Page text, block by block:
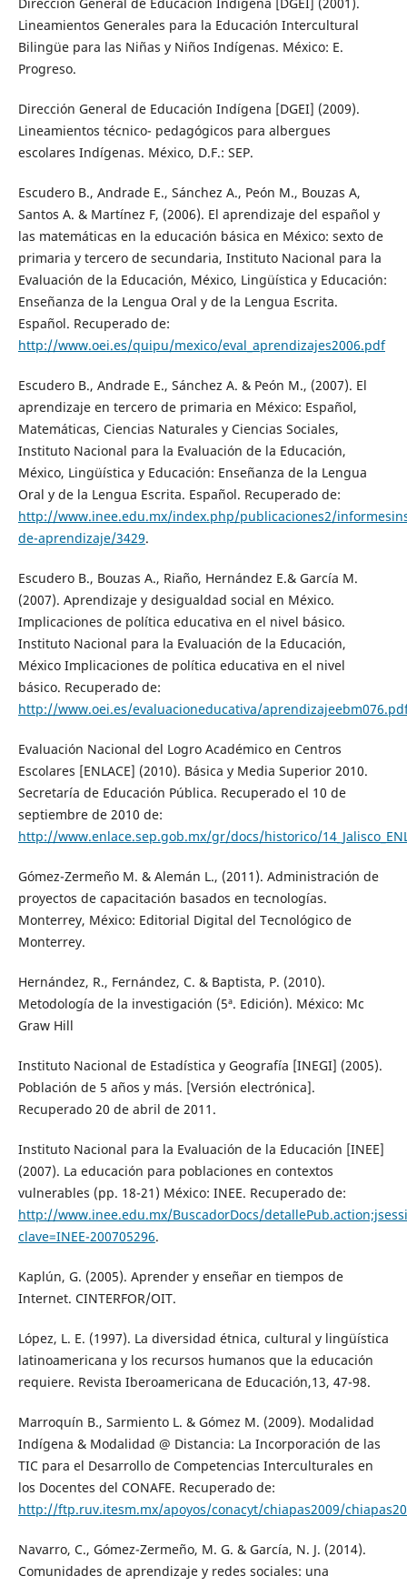
Lineamientos Generales para la Educación Intercultural
Bilingüe para las Niñas y Niños Indígenas. México: E.
Progreso.
Dirección General de Educación Indígena [DGEI] (2009).
Lineamientos técnico- pedagógicos para albergues
escolares Indígenas. México, D.F.: SEP.
Escudero B., Andrade E., Sánchez A., Peón M., Bouzas A,
Santos A. & Martínez F, (2006). El aprendizaje del español y
las matemáticas en la educación básica en México: sexto de
primaria y tercero de secundaria, Instituto Nacional para la
Evaluación de la Educación, México, Lingüística y Educación:
Enseñanza de la Lengua Oral y de la Lengua Escrita.
Español. Recuperado de:
http://www.oei.es/quipu/mexico/eval_aprendizajes2006.pdf
Escudero B., Andrade E., Sánchez A. & Peón M., (2007). El
aprendizaje en tercero de primaria en México: Español,
Matemáticas, Ciencias Naturales y Ciencias Sociales,
Instituto Nacional para la Evaluación de la Educación,
México, Lingüística y Educación: Enseñanza de la Lengua
Oral y de la Lengua Escrita. Español. Recuperado de:
http://www.inee.edu.mx/index.php/publicaciones2/
de-aprendizaje/3429.
Escudero B., Bouzas A., Riaño, Hernández E.& García M.
(2007). Aprendizaje y desigualdad social en México.
Implicaciones de política educativa en el nivel básico.
Instituto Nacional para la Evaluación de la Educación,
México Implicaciones de política educativa en el nivel
básico. Recuperado de:
http://www.oei.es/evaluacioneducativa/
Evaluación Nacional del Logro Académico en Centros
Escolares [ENLACE] (2010). Básica y Media Superior 2010.
Secretaría de Educación Pública. Recuperado el 10 de
septiembre de 2010 de:
http://www.enlace.sep.gob.mx/gr/docs/historico/
Gómez-Zermeño M. & Alemán L., (2011). Administración de
proyectos de capacitación basados en tecnologías.
Monterrey, México: Editorial Digital del Tecnológico de
Monterrey.
Hernández, R., Fernández, C. & Baptista, P. (2010).
Metodología de la investigación (5ª. Edición). México: Mc
Graw Hill
Instituto Nacional de Estadística y Geografía [INEGI] (2005).
Población de 5 años y más. [Versión electrónica].
Recuperado 20 de abril de 2011.
Instituto Nacional para la Evaluación de la Educación [INEE]
(2007). La educación para poblaciones en contextos
vulnerables (pp. 18-21) México: INEE. Recuperado de:
http://www.inee.edu.mx/BuscadorDocs/
clave=INEE-200705296.
Kaplún, G. (2005). Aprender y enseñar en tiempos de
Internet. CINTERFOR/OIT.
López, L. E. (1997). La diversidad étnica, cultural y lingüística
latinoamericana y los recursos humanos que la educación
requiere. Revista Iberoamericana de Educación,13, 47-98.
Marroquín B., Sarmiento L. & Gómez M. (2009). Modalidad
Indígena & Modalidad @ Distancia: La Incorporación de las
TIC para el Desarrollo de Competencias Interculturales en
los Docentes del CONAFE. Recuperado de:
http://ftp.ruv.itesm.mx/apoyos/conacyt/chiapas2009/
Navarro, C., Gómez-Zermeño, M. G. & García, N. J. (2014).
Comunidades de aprendizaje y redes sociales: una